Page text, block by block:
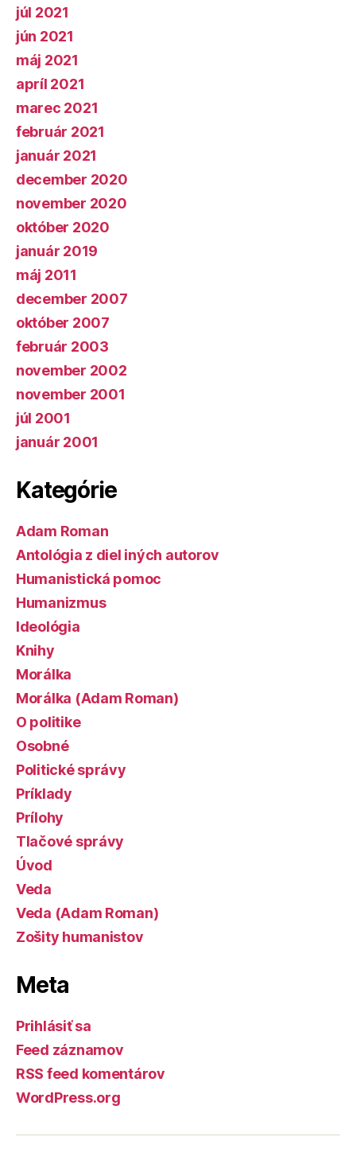
júl 2021
jún 2021
máj 2021
apríl 2021
marec 2021
február 2021
január 2021
december 2020
november 2020
október 2020
január 2019
máj 2011
december 2007
október 2007
február 2003
november 2002
november 2001
júl 2001
január 2001
Kategórie
Adam Roman
Antológia z diel iných autorov
Humanistická pomoc
Humanizmus
Ideológia
Knihy
Morálka
Morálka (Adam Roman)
O politike
Osobné
Politické správy
Príklady
Prílohy
Tlačové správy
Úvod
Veda
Veda (Adam Roman)
Zošity humanistov
Meta
Prihlásiť sa
Feed záznamov
RSS feed komentárov
WordPress.org